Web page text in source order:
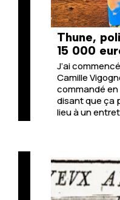
Thune,
15 000
J’ai
Camille
commandé
disant que ça
lieu à un